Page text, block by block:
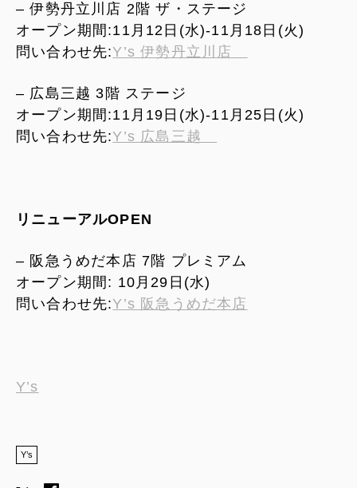
– 伊勢丹立川店 2階 ザ・ステージ
オープン期間:11月12日(水)-11月18日(火)
問い合わせ先:Y’s 伊勢丹立川店
– 広島三越 3階 ステージ
オープン期間:11月19日(水)-11月25日(火)
問い合わせ先:Y’s 広島三越
リニューアルOPEN
– 阪急うめだ本店 7階 プレミアム
オープン期間: 10月29日(水)
問い合わせ先:Y’s 阪急うめだ本店
Y’s
Y’s